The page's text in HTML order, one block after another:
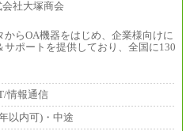
らOA機器をはじめ、企業様向けに
ポートを提供しており、全国に130
情報通信
以内可)・中途